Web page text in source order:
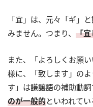
「宜」は、元々「ギ」
みません。つまり、 「宜
また、「よろしくお願
様に、「致します」の
す」は謙譲語の補助動詞
のが一般的といわれてい